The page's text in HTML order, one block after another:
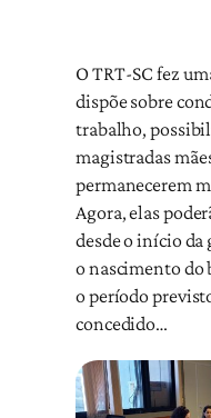
O TRT-SC fez
dispõe sobre
trabalho,
magistradas
permanecerem
Agora, elas
desde o início da
o nascimento do
o período
concedido…